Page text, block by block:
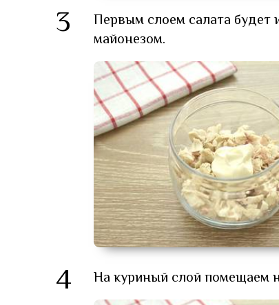
3
Первым слоем салата будет
майонезом.
4 На куриный слой помещаем